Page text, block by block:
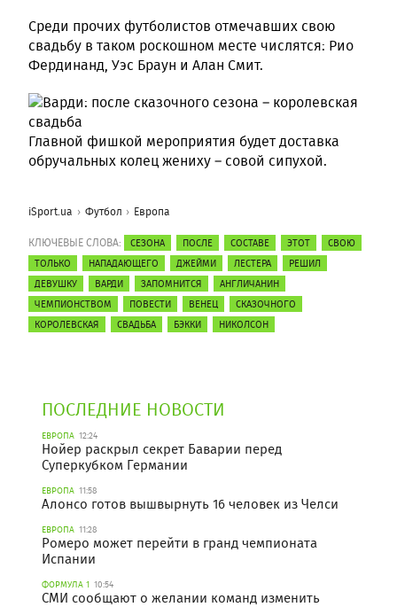
Среди прочих футболистов отмечавших свою
свадьбу в таком роскошном месте числятся: Рио
Фердинанд, Уэс Браун и Алан Смит.
Главной фишкой мероприятия будет доставка
обручальных колец жениху – совой сипухой.
iSport.ua Футбол Европа
КЛЮЧЕВЫЕ СЛОВА: СЕЗОНА ПОСЛЕ СОСТАВЕ ЭТОТ
СВОЮ
ТОЛЬКО
НАПАДАЮЩЕГО ДЖЕЙМИ ЛЕСТЕРА
РЕШИЛ
ДЕВУШКУ
ВАРДИ ЗАПОМНИТСЯ
АНГЛИЧАНИН
ЧЕМПИОНСТВОМ
ПОВЕСТИ ВЕНЕЦ
СКАЗОЧНОГО
КОРОЛЕВСКАЯ
СВАДЬБА БЭККИ НИКОЛСОН
ПОСЛЕДНИЕ НОВОСТИ
ЕВРОПА 12:24
Нойер раскрыл секрет Баварии перед
Суперкубком Германии
ЕВРОПА 11:58
Алонсо готов вышвырнуть 16 человек из Челси
ЕВРОПА 11:28
Ромеро может перейти в гранд чемпионата
Испании
ФОРМУЛА 1 10:54
СМИ сообщают о желании команд изменить